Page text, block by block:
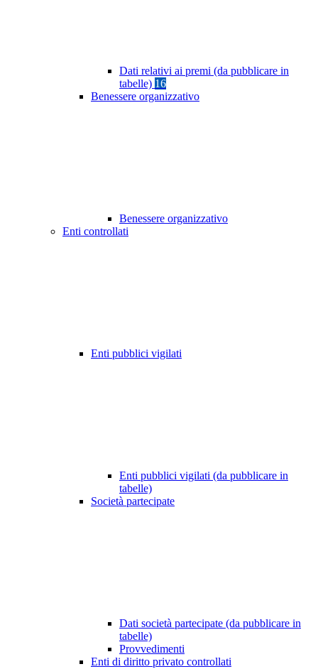
Dati relativi ai premi (da pubblicare in
tabelle) 16
Benessere organizzativo
Benessere organizzativo
Enti controllati
Enti pubblici vigilati
Enti pubblici vigilati (da pubblicare in
tabelle)
Società partecipate
Dati società partecipate (da pubblicare in
tabelle)
Provvedimenti
Enti di diritto privato controllati